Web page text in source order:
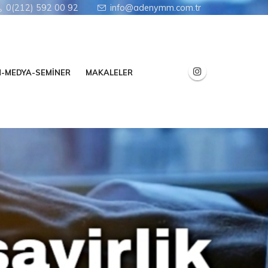
0(212) 592 00 92 info@adenymm.com.tr
MEDYA-SEMİNER MAKALELER
Kararlar.